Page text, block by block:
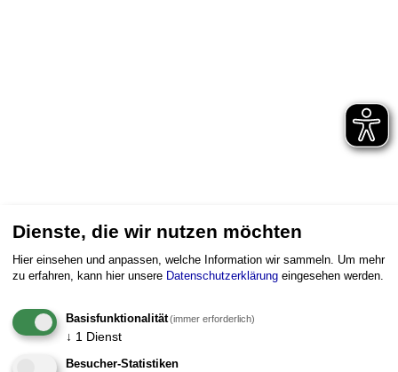
Dienste, die wir nutzen möchten
Hier einsehen und anpassen, welche Information wir sammeln. Um mehr
zu erfahren, kann hier unsere Datenschutzerklärung eingesehen werden.
Basisfunktionalität(immer erforderlich)
↓ 1 Dienst
Besucher-Statistiken